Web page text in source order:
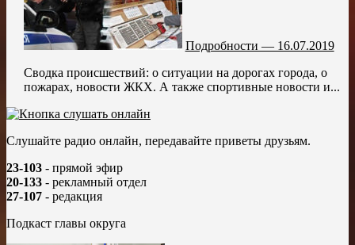
Подробности — 16.07.2019
Сводка происшествий: о ситуации на дорогах города, о
пожарах, новости ЖКХ. А также спортивные новости и...
Слушайте радио онлайн, передавайте приветы друзьям.
23-103 - прямой эфир
20-133 - рекламный отдел
27-107 - редакция
Подкаст главы округа